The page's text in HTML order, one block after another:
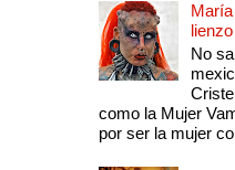
No
como la Mujer
por ser la mujer